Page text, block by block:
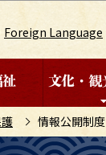
Foreign Language
情報公開制度